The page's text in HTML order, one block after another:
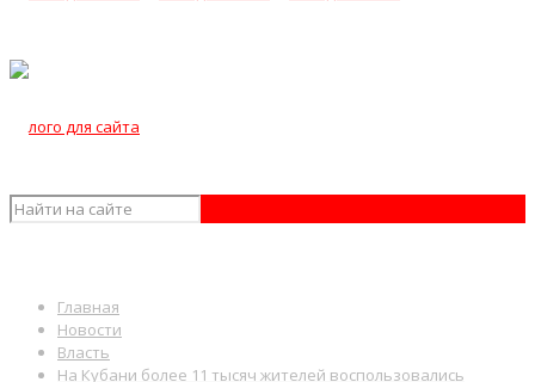
Главная
Новости
Власть
На Кубани более 11 тысяч жителей воспользовались